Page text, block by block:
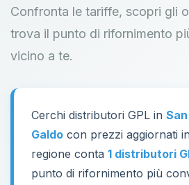
Confronta le tariffe, scopri gli
trova il punto di rifornimento
vicino a te.
Cerchi distributori GPL in
Galdo con prezzi aggiornati
regione conta 1 distributori
punto di rifornimento più